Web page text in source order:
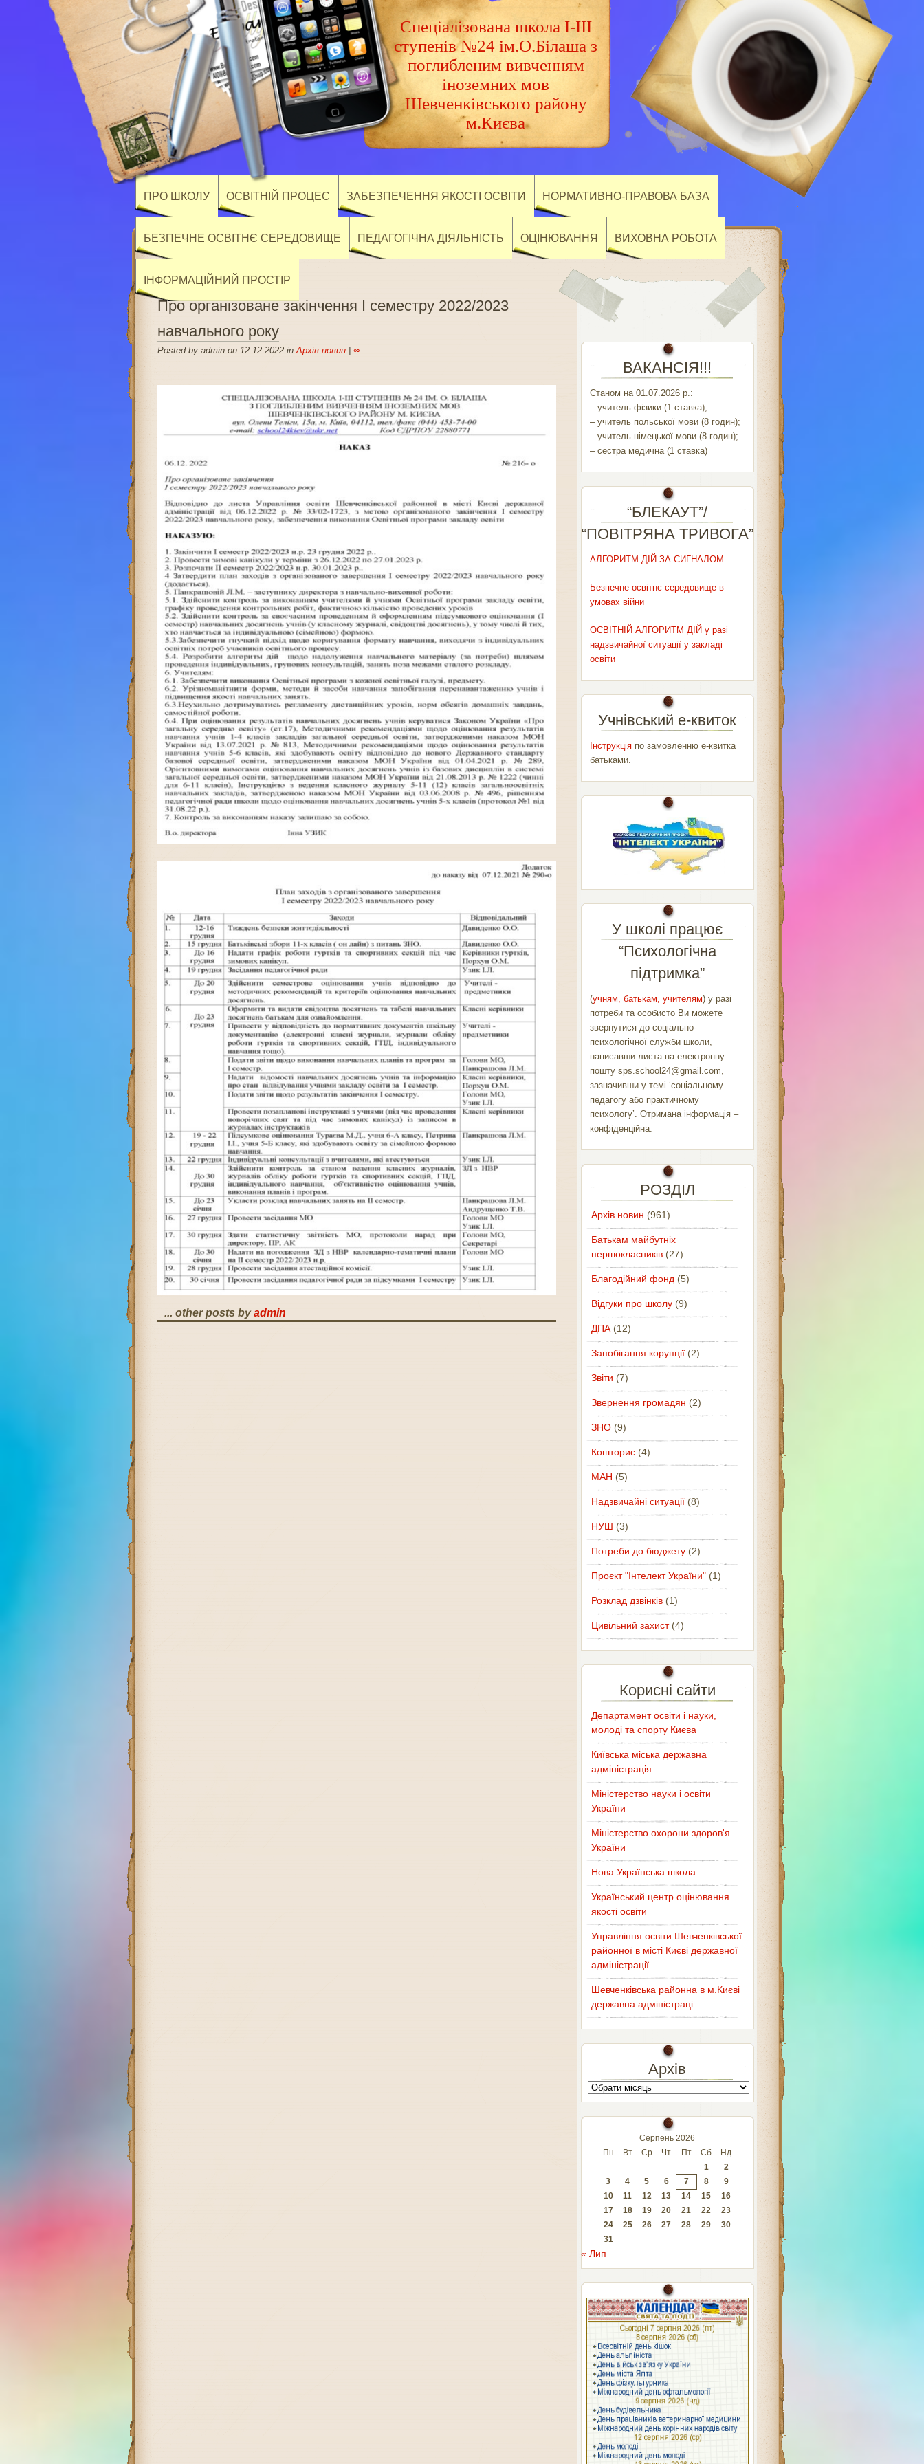
Спеціалізована школа І-ІІІ
ступенів №24 ім.О.Білаша з
поглибленим вивченням
іноземних мов
Шевченківського району
м.Києва
ПРО ШКОЛУ ОСВІТНІЙ ПРОЦЕС ЗАБЕЗПЕЧЕННЯ ЯКОСТІ ОСВІТИ НОРМАТИВНО-ПРАВОВА БАЗА
БЕЗПЕЧНЕ ОСВІТНЄ СЕРЕДОВИЩЕ ПЕДАГОГІЧНА ДІЯЛЬНІСТЬ ОЦІНЮВАННЯ ВИХОВНА РОБОТА
ІНФОРМАЦІЙНИЙ ПРОСТІР
Про організоване закінчення І семестру 2022/2023
навчального року
Posted by admin on 12.12.2022 inАрхів новин| ∞
... other posts byadmin
ВАКАНСІЯ!!!
Станом на 01.07.2026 р.:
– учитель фізики (1 ставка);
– учитель польської мови (8 годин);
– учитель німецької мови (8 годин);
– сестра медична (1 ставка)
“БЛЕКАУТ”/
“ПОВІТРЯНА ТРИВОГА”
АЛГОРИТМ ДІЙ ЗА СИГНАЛОМ
Безпечне освітнє середовище в
умовах війни
ОСВІТНІЙ АЛГОРИТМ ДІЙ у разі
надзвичайної ситуації у закладі
освіти
Учнівський е-квиток
Інструкціяпо замовленню е-квитка
батьками.
У школі працює
“Психологічна
підтримка”
(учням, батькам, учителям) у разі
потреби та особисто Ви можете
звернутися до соціально-
психологічної служби школи,
написавши листа на електронну
пошту sps.school24@gmail.com,
зазначивши у темі ‘соціальному
педагогу або практичному
психологу’. Отримана інформація –
конфіденційна.
РОЗДІЛ
Архів новин (961)
Батькам майбутніх
першокласників(27)
Благодійний фонд (5)
Відгуки про школу(9)
ДПА(12)
Запобігання корупції(2)
Звіти (7)
Звернення громадян (2)
ЗНО(9)
Кошторис(4)
МАН (5)
Надзвичайні ситуації(8)
НУШ (3)
Потреби до бюджету(2)
Проєкт "Інтелект України"(1)
Розклад дзвінків(1)
Цивільний захист(4)
Корисні сайти
Департамент освіти і науки,
молоді та спорту Києва
Київська міська державна
адміністрація
Міністерство науки і освіти
України
Міністерство охорони здоров'я
України
Нова Українська школа
Український центр оцінювання
якості освіти
Управління освіти Шевченківської
районної в місті Києві державної
адміністрації
Шевченківська районна в м.Києві
державна адміністраці
Архів
Серпень 2026
Пн
Вт Ср Чт Пт Сб
Нд
1
2
3
4 5 6 7 8
9
10
11 12 13 14 15
16
17
18 19 20 21 22
23
24
25 26 27 28 29
30
31
« Лип